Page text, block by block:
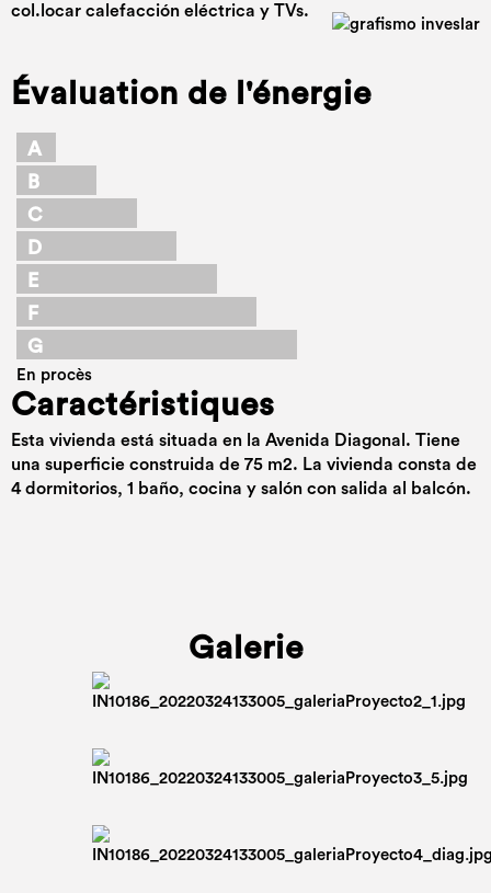
col.locar calefacción eléctrica y TVs.
Évaluation de l'énergie
A
B
C
D
E
F
G
En procès
Caractéristiques
Esta vivienda está situada en la Avenida Diagonal. Tiene
una superficie construida de 75 m2. La vivienda consta de
4 dormitorios, 1 baño, cocina y salón con salida al balcón.
Galerie